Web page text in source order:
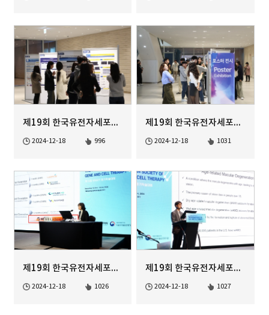
제19회 한국유전자세포치료학회 정기학술대회
2024-12-18 996
제19회 한국유전자세포치료학회 정기학술대회
2024-12-18 1031
제19회 한국유전자세포치료학회 정기학술대회
2024-12-18 1026
제19회 한국유전자세포치료학회 정기학술대회
2024-12-18 1027